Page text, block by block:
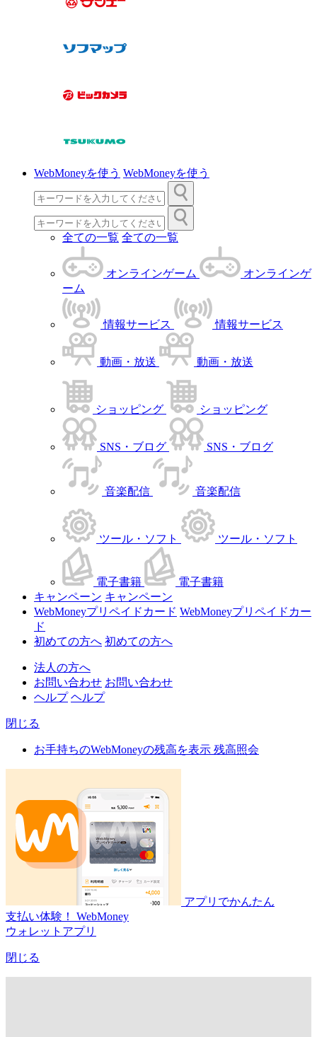
WebMoneyを使う WebMoneyを使う
全ての一覧 全ての一覧
オンラインゲーム
オンラインゲ
ーム
情報サービス 情報サービス
動画・放送 動画・放送
ショッピング ショッピング
SNS・ブログ SNS・ブログ
音楽配信 音楽配信
ツール・ソフト ツール・ソフト
電子書籍
電子書籍
キャンペーン キャンペーン
WebMoneyプリペイドカード WebMoneyプリペイドカー
ド
初めての方へ 初めての方へ
法人の方へ
お問い合わせ お問い合わせ
ヘルプ ヘルプ
閉じる
お手持ちのWebMoneyの残高を表示 残高照会
アプリでかんたん
支払い体験！
WebMoney
ウォレットアプリ
閉じる